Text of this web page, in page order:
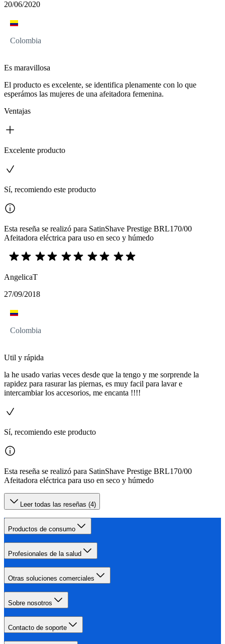
20/06/2020
Colombia
Es maravillosa
El producto es excelente, se identifica plenamente con lo que
esperámos las mujeres de una afeitadora femenina.
Ventajas
Excelente producto
Sí, recomiendo este producto
Esta reseña se realizó para SatinShave Prestige BRL170/00
Afeitadora eléctrica para uso en seco y húmedo
AngelicaT
27/09/2018
Colombia
Util y rápida
la he usado varias veces desde que la tengo y me sorprende la
rapidez para rasurar las piernas, es muy facil para lavar e
intercambiar los accesorios, me encanta !!!!
Sí, recomiendo este producto
Esta reseña se realizó para SatinShave Prestige BRL170/00
Afeitadora eléctrica para uso en seco y húmedo
Leer todas las reseñas (4)
Productos de consumo
Profesionales de la salud
Otras soluciones comerciales
Sobre nosotros
Contacto de soporte